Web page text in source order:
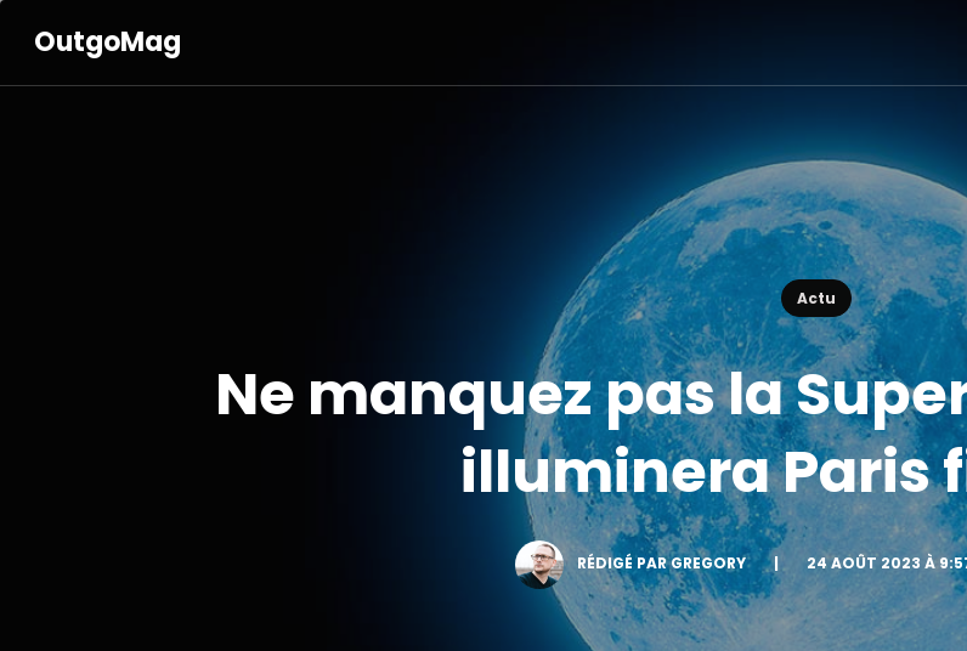
OutgoMag
Actu
Ne manquez pas la
illuminera Paris
RÉDIGÉ PAR GREGORY | 24 AOÛT 2023 À